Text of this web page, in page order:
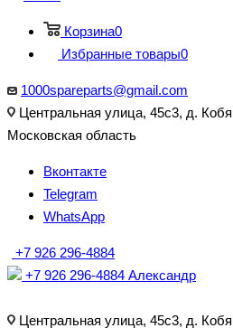
Корзина0
Избранные товары0
1000spareparts@gmail.com
Центральная улица, 45с3, д.
Московская область
Вконтакте
Telegram
WhatsApp
+7 926 296-4884
+7 926 296-4884 Александр
Центральная улица, 45с3, д.